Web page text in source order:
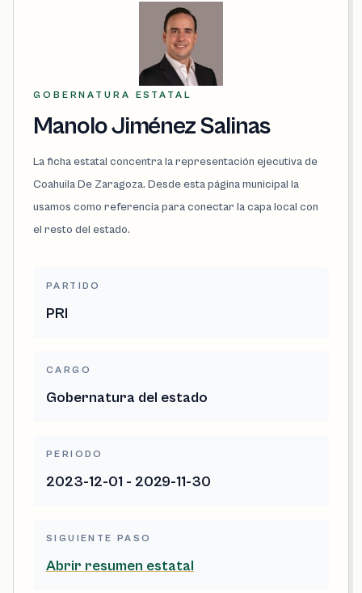
GOBERNATURA ESTATAL
Manolo Jiménez Salinas
La ficha estatal concentra la representación ejecutiva de
Coahuila De Zaragoza. Desde esta página municipal la
usamos como referencia para conectar la capa local con
el resto del estado.
PARTIDO
PRI
CARGO
Gobernatura del estado
PERIODO
2023-12-01 - 2029-11-30
SIGUIENTE PASO
Abrir resumen estatal